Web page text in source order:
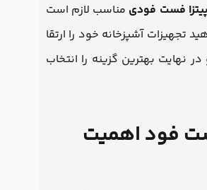
فست فودی مناسب لازم است
تجهیزات آشپزخانه خود را ارتقا
بهترین گزینه را انتخاب
فود اهمیت